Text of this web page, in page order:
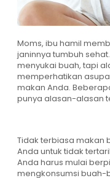
Moms, ibu hamil
janinnya tumbuh
menyukai buah, tapi
memperhatikan
makan Anda.
punya alasan-alasan
Tidak terbiasa makan
Anda untuk tidak
Anda harus mulai
mengkonsumsi buah-